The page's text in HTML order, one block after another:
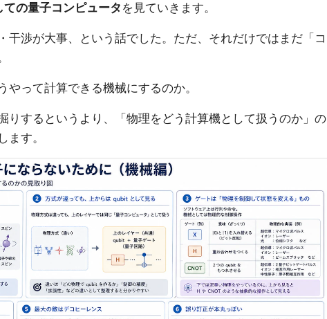
ての量子コンピュータを見ていきます。
干渉が大事、という話でした。ただ、それだけではまだ「コ
って計算できる機械にするのか。
りするというより、「物理をどう計算機として扱うのか」の
ます。